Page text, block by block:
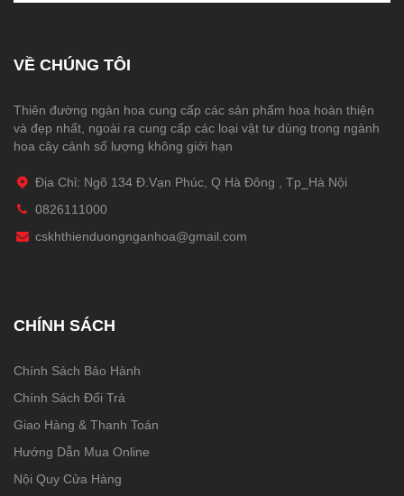
VỀ CHÚNG TÔI
Thiên đường ngàn hoa cung cấp các sản phẩm hoa hoàn thiện
và đẹp nhất, ngoài ra cung cấp các loại vật tư dùng trong ngành
hoa cây cảnh số lượng không giới hạn
Địa Chỉ: Ngõ 134 Đ.Vạn Phúc, Q Hà Đông , Tp_Hà Nội
0826111000
cskhthienduongnganhoa@gmail.com
CHÍNH SÁCH
Chính Sách Bảo Hành
Chính Sách Đổi Trả
Giao Hàng & Thanh Toán
Hướng Dẫn Mua Online
Nội Quy Cửa Hàng